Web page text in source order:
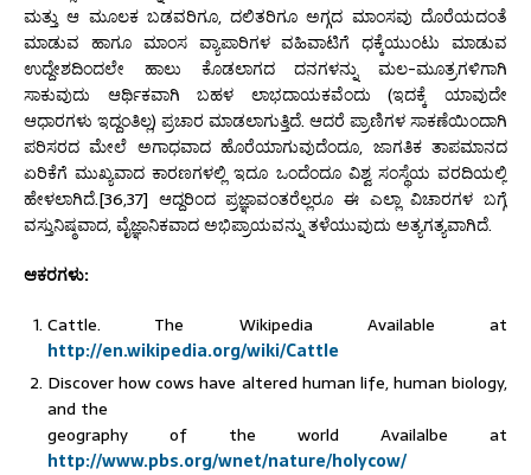
ಮತ್ತು ಆ ಮೂಲಕ ಬಡವರಿಗೂ, ದಲಿತರಿಗೂ ಅಗ್ಗದ ಮಾಂಸವು ದೊರೆಯದಂತೆ
ಮಾಡುವ ಹಾಗೂ ಮಾಂಸ ವ್ಯಾಪಾರಿಗಳ ವಹಿವಾಟಿಗೆ ಧಕ್ಕೆಯುಂಟು ಮಾಡುವ
ಉದ್ದೇಶದಿಂದಲೇ ಹಾಲು ಕೊಡಲಾಗದ ದನಗಳನ್ನು ಮಲ-ಮೂತ್ರಗಳಿಗಾಗಿ
ಸಾಕುವುದು ಆರ್ಥಿಕವಾಗಿ ಬಹಳ ಲಾಭದಾಯಕವೆಂದು (ಇದಕ್ಕೆ ಯಾವುದೇ
ಆಧಾರಗಳು ಇದ್ದಂತಿಲ್ಲ) ಪ್ರಚಾರ ಮಾಡಲಾಗುತ್ತಿದೆ. ಆದರೆ ಪ್ರಾಣಿಗಳ ಸಾಕಣೆಯಿಂದಾಗಿ
ಪರಿಸರದ ಮೇಲೆ ಅಗಾಧವಾದ ಹೊರೆಯಾಗುವುದೆಂದೂ, ಜಾಗತಿಕ ತಾಪಮಾನದ
ಏರಿಕೆಗೆ ಮುಖ್ಯವಾದ ಕಾರಣಗಳಲ್ಲಿ ಇದೂ ಒಂದೆಂದೂ ವಿಶ್ವ ಸಂಸ್ಥೆಯ ವರದಿಯಲ್ಲಿ
ಹೇಳಲಾಗಿದೆ.[36,37] ಆದ್ದರಿಂದ ಪ್ರಜ್ಞಾವಂತರೆಲ್ಲರೂ ಈ ಎಲ್ಲಾ ವಿಚಾರಗಳ ಬಗ್ಗೆ
ವಸ್ತುನಿಷ್ಠವಾದ, ವೈಜ್ಞಾನಿಕವಾದ ಅಭಿಪ್ರಾಯವನ್ನು ತಳೆಯುವುದು ಅತ್ಯಗತ್ಯವಾಗಿದೆ.
ಆಕರಗಳು:
Cattle. The Wikipedia Available at
http://en.wikipedia.org/wiki/Cattle
Discover how cows have altered human life, human biology,
and the
geography of the world Availalbe at
http://www.pbs.org/wnet/nature/holycow/